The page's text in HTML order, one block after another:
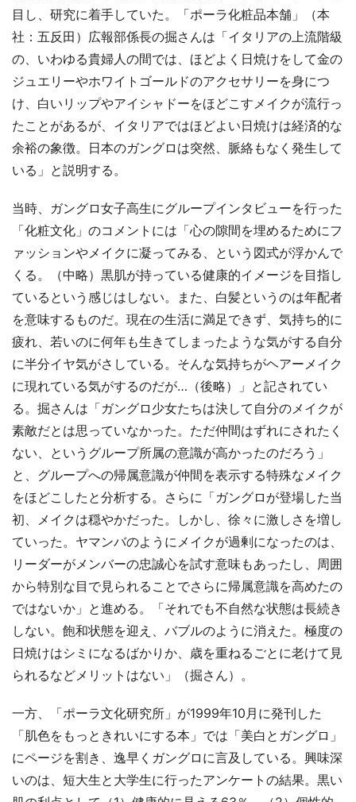
目し、研究に着手していた。「ポーラ化粧品本舗」（本
社：五反田）広報部係長の掘さんは「イタリアの上流階級
の、いわゆる貴婦人の間では、ほどよく日焼けをして金の
ジュエリーやホワイトゴールドのアクセサリーを身につ
け、白いリップやアイシャドーをほどこすメイクが流行っ
たことがあるが、イタリアではほどよい日焼けは経済的な
余裕の象徴。日本のガングロは突然、脈絡もなく発生して
いる」と説明する。
当時、ガングロ女子高生にグループインタビューを行った
「化粧文化」のコメントには「心の隙間を埋めるためにフ
ァッションやメイクに凝ってみる、という図式が浮かんで
くる。（中略）黒肌が持っている健康的イメージを目指し
ているという感じはしない。また、白髪というのは年配者
を意味するものだ。現在の生活に満足できず、気持ち的に
疲れ、若いのに何年も生きてしまったような気がする自分
に半分イヤ気がさしている。そんな気持ちがヘアーメイク
に現れている気がするのだが…（後略）」と記されてい
る。掘さんは「ガングロ少女たちは決して自分のメイクが
素敵だとは思っていなかった。ただ仲間はずれにされたく
ない、というグループ所属の意識が高かったのだろう」
と、グループへの帰属意識が仲間を表示する特殊なメイク
をほどこしたと分析する。さらに「ガングロが登場した当
初、メイクは穏やかだった。しかし、徐々に激しさを増し
ていった。ヤマンバのようにメイクが過剰になったのは、
リーダーがメンバーの忠誠心を試す意味もあったし、周囲
から特別な目で見られることでさらに帰属意識を高めたの
ではないか」と進める。「それでも不自然な状態は長続き
しない。飽和状態を迎え、バブルのように消えた。極度の
日焼けはシミになるばかりか、歳を重ねるごとに老けて見
られるなどメリットはない」（掘さん）。
一方、「ポーラ文化研究所」が1999年10月に発刊した
「肌色をもっときれいにする本」では「美白とガングロ」
にページを割き、逸早くガングロに言及している。興味深
いのは、短大生と大学生に行ったアンケートの結果。黒い